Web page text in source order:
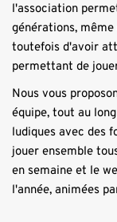
l'association
générations,
toutefois d'avoir
permettant de
Nous vous
équipe, tout au
ludiques avec des
jouer ensemble
en semaine et le
l'année, animées